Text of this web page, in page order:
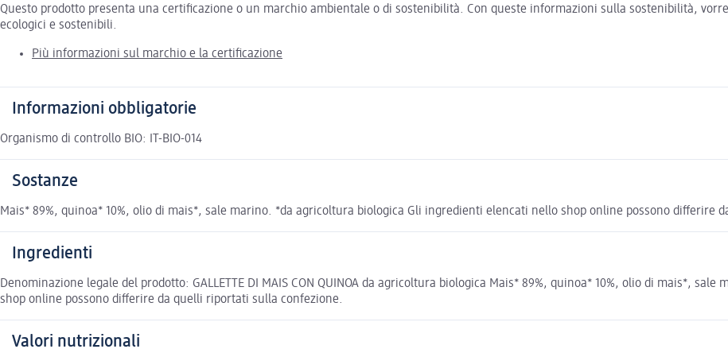
Questo prodotto presenta una certificazione o un marchio ambientale o di sostenibilità. Con queste informazioni sulla sostenibilità,
ecologici e sostenibili.
Più informazioni sul marchio e la certificazione
Informazioni obbligatorie
Organismo di controllo BIO: IT-BIO-014
Sostanze
Mais* 89%, quinoa* 10%, olio di mais*, sale marino. *da agricoltura biologica Gli ingredienti elencati nello shop online possono differire
Ingredienti
Denominazione legale del prodotto: GALLETTE DI MAIS CON QUINOA da agricoltura biologica Mais* 89%, quinoa* 10%, olio di mais*,
shop online possono differire da quelli riportati sulla confezione.
Valori nutrizionali